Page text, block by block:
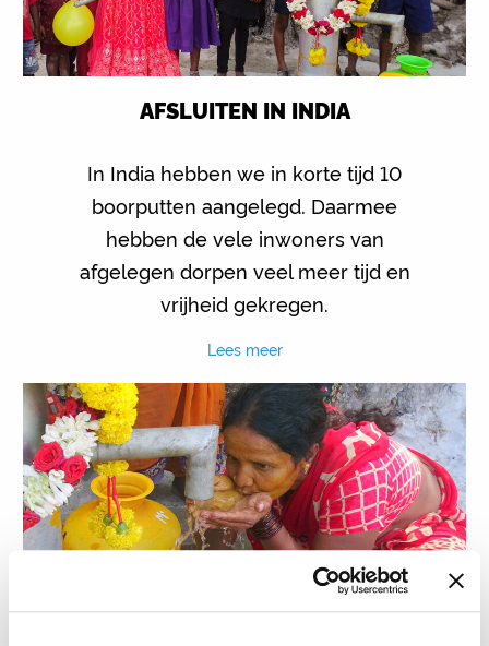
AFSLUITEN IN INDIA
In India hebben we in korte tijd 10
boorputten aangelegd. Daarmee
hebben de vele inwoners van
afgelegen dorpen veel meer tijd en
vrijheid gekregen.
Lees meer